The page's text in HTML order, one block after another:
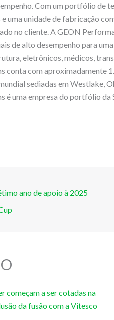
Com um portfólio de
uma unidade de fabricação
no cliente. A GEON
de alto desempenho para
eletrônicos, médicos,
conta com aproximadamente
sediadas em Westlake,
é uma empresa do portfólio da
ano de apoio à 2025